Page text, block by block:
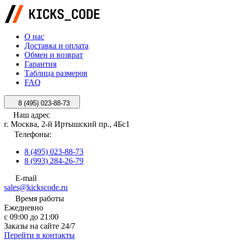
О нас
Доставка и оплата
Обмен и возврат
Гарантия
Таблица размеров
FAQ
8 (495) 023-88-73
Наш адрес
г. Москва, 2-й Иртышский пр., 4Бс1
Телефоны:
8 (495) 023-88-73
8 (993) 284-26-79
E-mail
sales@kickscode.ru
Время работы
Ежедневно
с 09:00 до 21:00
Заказы на сайте 24/7
Перейти в контакты